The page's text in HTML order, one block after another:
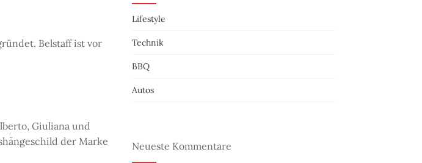
Belstaff ist vor
Giuliana und
der Marke
Lifestyle
Technik
BBQ
Autos
Neueste Kommentare